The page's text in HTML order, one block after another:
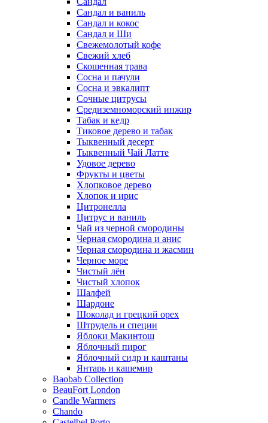
Сандал и ваниль
Сандал и кокос
Сандал и Ши
Свежемолотый кофе
Свежий хлеб
Скошенная трава
Сосна и пачули
Сосна и эвкалипт
Сочные цитрусы
Средиземноморский инжир
Табак и кедр
Тиковое дерево и табак
Тыквенный десерт
Тыквенный Чай Латте
Удовое дерево
Фрукты и цветы
Хлопковое дерево
Хлопок и ирис
Цитронелла
Цитрус и ваниль
Чай из черной смородины
Черная смородина и анис
Черная смородина и жасмин
Черное море
Чистый лён
Чистый хлопок
Шалфей
Шардоне
Шоколад и грецкий орех
Штрудель и специи
Яблоки Макинтош
Яблочный пирог
Яблочный сидр и каштаны
Янтарь и кашемир
Baobab Collection
BeauFort London
Candle Warmers
Chando